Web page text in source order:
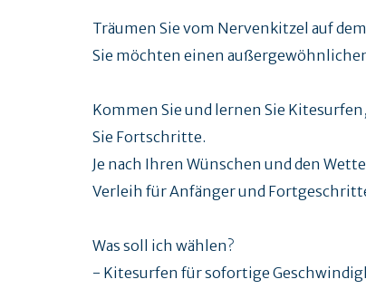
Träumen Sie vom Nervenkitzel auf
Sie möchten einen
Kommen Sie und lernen Sie
Sie Fortschritte.
Je nach Ihren Wünschen und den
Verleih für Anfänger und
Was soll ich wählen?
- Kitesurfen für sofortige